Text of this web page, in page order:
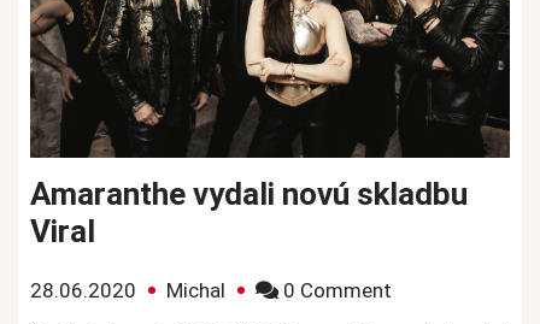
Amaranthe vydali novú skladbu
Viral
28.06.2020 Michal 0 Comment